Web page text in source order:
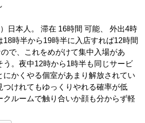
日本人。 滞在 16時間 可能、 外出4時
18時半から19時半に入店すれば12時間
で、これをめがけて集中入場があ
う。夜中12時から1時半も同じサービ
にかくやる個室があまり解放されてい
つけれてもゆっくりやれる確率が低
クルームで触り合いか顔も分からず軽